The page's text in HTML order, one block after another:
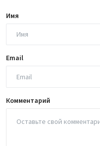
Имя
Email
Комментарий